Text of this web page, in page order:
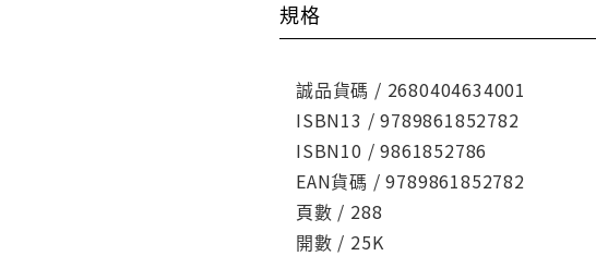
規格
誠品貨碼 / 2680404634001
ISBN13 / 9789861852782
ISBN10 / 9861852786
EAN貨碼 / 9789861852782
頁數 / 288
開數 / 25K